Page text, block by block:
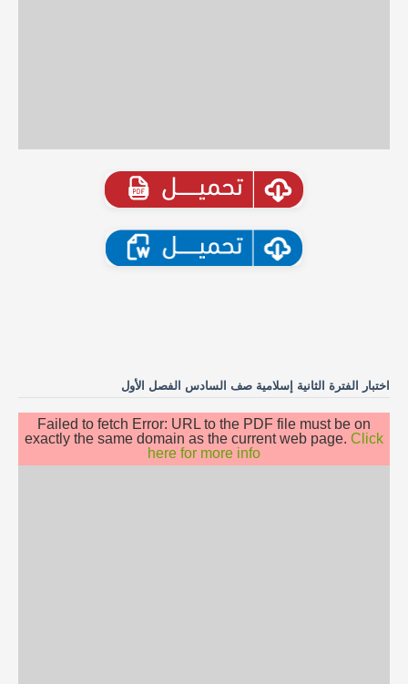
اختبار الفترة الثانية إسلامية صف السادس الفصل الأول
Failed to fetch Error: URL to the PDF file must be on
exactly the same domain as the current web page. Click
here for more info